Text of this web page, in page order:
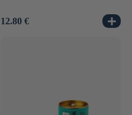
Prix
12.80 €